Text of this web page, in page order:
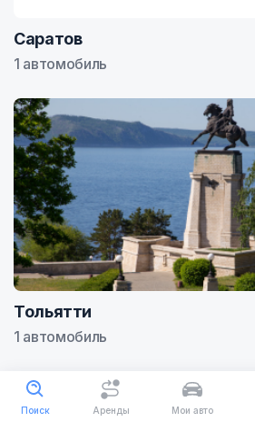
Саратов
1 автомобиль
Тольятти
1 автомобиль
Поиск Аренды Мои авто